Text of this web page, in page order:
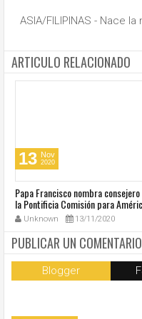
ASIA/FILIPINAS - Nace
ARTICULO RELACIONADO
13 Nov
2020
Papa Francisco nombra
la Pontificia Comisión para
Latina
Unknown 13/11/2020
PUBLICAR UN COMENTARIO
Blogger